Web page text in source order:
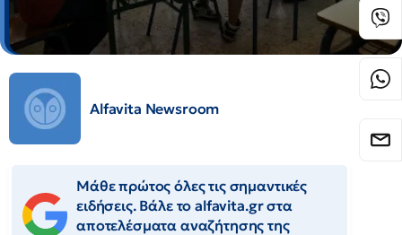
Alfavita Newsroom
Μάθε πρώτος όλες τις σημαντικές
ειδήσεις. Βάλε το alfavita.gr στα
αποτελέσματα αναζήτησης της